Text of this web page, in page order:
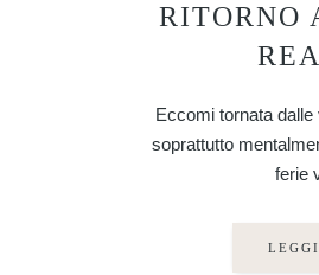
RITORNO
Eccomi tornata
soprattutto
ferie